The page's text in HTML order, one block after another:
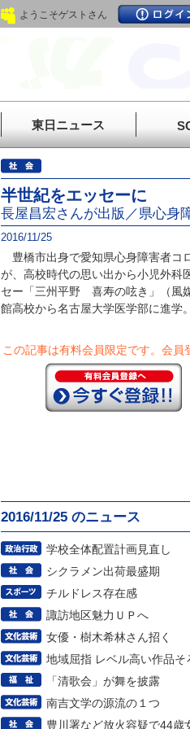
ようこそゲストさん
東日ニュース
半世紀をエッセーに
長屋昌宏さんが出版／県心身
2016/11/25
豊橋市出身で愛知県心身障害者コ
が、高校時代の思い出から小児外科
セー「三州平野 喜寿の呟き」（風
館高校から名古屋大学医学部に進学
この記事は有料会員限定です。 会員
2016/11/25 のニュース
学校全体配置計画見直し
シクラメン出荷最盛期
チルドレス存在感
諏訪地区魅力ＵＰへ
女優・樹木希林さん招く
地域屈指 レベル高い作品そ
「清歌会」が舞を披露
南吉文学の源流の１つ
豊川署など放火容疑で44歳